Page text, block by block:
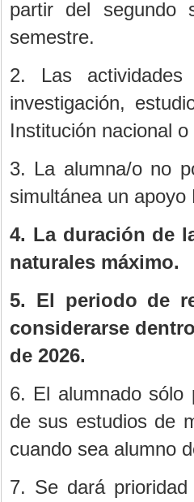
partir del segundo
semestre.
2. Las
investigación,
Institución nacional
3. La alumna/o no
simultánea un
4. La duración de
naturales máximo.
5. El periodo de
considerarse
de 2026.
6. El alumnado sólo
de sus estudios de
cuando sea alumno
7. Se dará